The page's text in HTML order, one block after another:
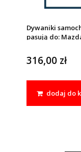
Dywaniki
pasują do:
316,00 zł
dodaj do